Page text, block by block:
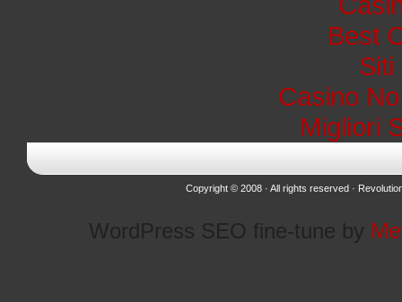
Best
Siti
Casino
Migliori
Copyright © 2008 · All rights reserved ·
WordPress SEO fine-tune by